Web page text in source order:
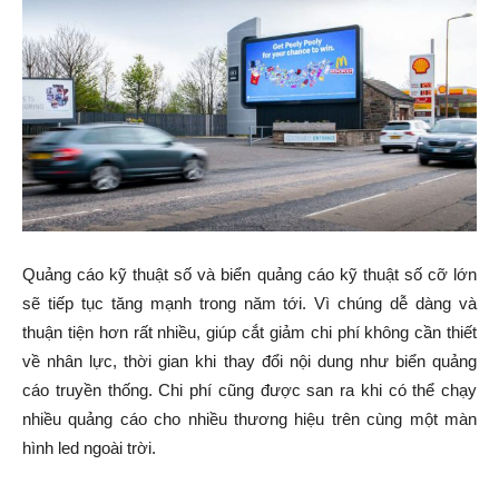
Quảng cáo kỹ thuật số và biển quảng cáo kỹ thuật số cỡ lớn
sẽ tiếp tục tăng mạnh trong năm tới. Vì chúng dễ dàng và
thuận tiện hơn rất nhiều, giúp cắt giảm chi phí không cần thiết
về nhân lực, thời gian khi thay đổi nội dung như biển quảng
cáo truyền thống. Chi phí cũng được san ra khi có thể chạy
nhiều quảng cáo cho nhiều thương hiệu trên cùng một màn
hình led ngoài trời.